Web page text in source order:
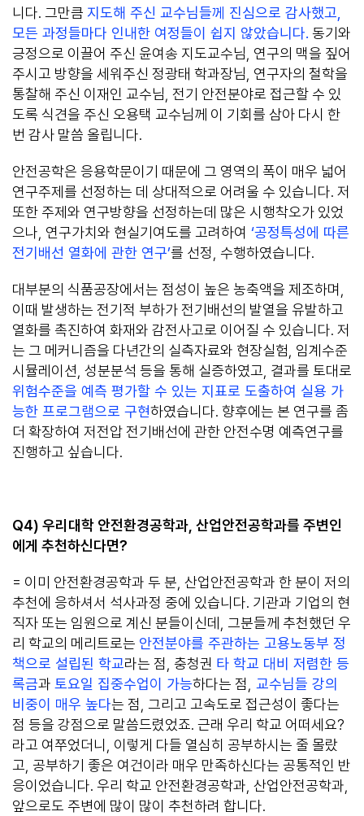
니다. 그만큼 지도해 주신 교수님들께 진심으로 감사했고,
모든 과정들마다 인내한 여정들이 쉽지 않았습니다. 동기와
긍정으로 이끌어 주신 윤여송 지도교수님, 연구의 맥을 짚어
주시고 방향을 세워주신 정광태 학과장님, 연구자의 철학을
통찰해 주신 이재인 교수님, 전기 안전분야로 접근할 수 있
도록 식견을 주신 오용택 교수님께 이 기회를 삼아 다시 한
번 감사 말씀 올립니다.
안전공학은 응용학문이기 때문에 그 영역의 폭이 매우 넓어
연구주제를 선정하는 데 상대적으로 어려울 수 있습니다. 저
또한 주제와 연구방향을 선정하는데 많은 시행착오가 있었
으나, 연구가치와 현실기여도를 고려하여 ‘공정특성에 따른
전기배선 열화에 관한 연구’를 선정, 수행하였습니다.
대부분의 식품공장에서는 점성이 높은 농축액을 제조하며,
이때 발생하는 전기적 부하가 전기배선의 발열을 유발하고
열화를 촉진하여 화재와 감전사고로 이어질 수 있습니다. 저
는 그 메커니즘을 다년간의 실측자료와 현장실험, 임계수준
시뮬레이션, 성분분석 등을 통해 실증하였고, 결과를 토대로
위험수준을 예측 평가할 수 있는 지표로 도출하여 실용 가
능한 프로그램으로 구현하였습니다. 향후에는 본 연구를 좀
더 확장하여 저전압 전기배선에 관한 안전수명 예측연구를
진행하고 싶습니다.
Q4) 우리대학 안전환경공학과 산업안전공학과를 주변인
에게 추천하신다면?
= 이미 안전환경공학과 두 분, 산업안전공학과 한 분이 저의
추천에 응하셔서 석사과정 중에 있습니다. 기관과 기업의 현
직자 또는 임원으로 계신 분들이신데, 그분들께 추천했던 우
리 학교의 메리트로는 안전분야를 주관하는 고용노동부 정
책으로 설립된 학교라는 점, 충청권 타 학교 대비 저렴한 등
록금과 토요일 집중수업이 가능하다는 점, 교수님들 강의
비중이 매우 높다는 점, 그리고 고속도로 접근성이 좋다는
점 등을 강점으로 말씀드렸었죠. 근래 우리 학교 어떠세요?
라고 여쭈었더니, 이렇게 다들 열심히 공부하시는 줄 몰랐
고, 공부하기 좋은 여건이라 매우 만족하신다는 공통적인 반
응이었습니다. 우리 학교 안전환경공학과, 산업안전공학과,
앞으로도 주변에 많이 많이 추천하려 합니다.